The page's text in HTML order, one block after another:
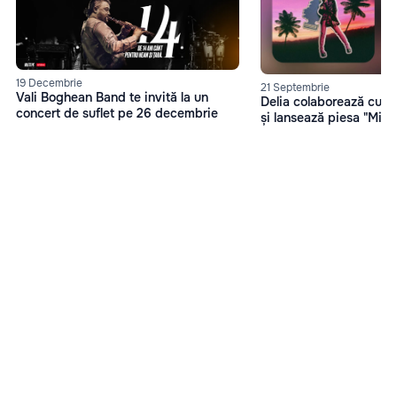
19 Decembrie
Vali Boghean Band te invită la un
concert de suflet pe 26 decembrie
21 Septembrie
Delia colaborează cu
și lansează piesa